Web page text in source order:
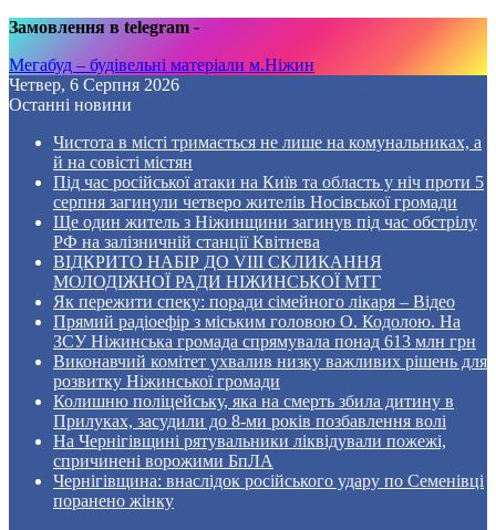
Замовлення в telegram -
Мегабуд – будівельні матеріали м.Ніжин
Четвер, 6 Серпня 2026
Останні новини
Чистота в місті тримається не лише на комунальниках, а
й на совісті містян
Під час російської атаки на Київ та область у ніч проти 5
серпня загинули четверо жителів Носівської громади
Ще один житель з Ніжинщини загинув під час обстрілу
РФ на залізничній станції Квітнева
ВІДКРИТО НАБІР ДО VIII СКЛИКАННЯ
МОЛОДІЖНОЇ РАДИ НІЖИНСЬКОЇ МТГ
Як пережити спеку: поради сімейного лікаря – Відео
Прямий радіоефір з міським головою О. Кодолою. На
ЗСУ Ніжинська громада спрямувала понад 613 млн грн
Виконавчий комітет ухвалив низку важливих рішень для
розвитку Ніжинської громади
Колишню поліцейську, яка на смерть збила дитину в
Прилуках, засудили до 8-ми років позбавлення волі
На Чернігівщині рятувальники ліквідували пожежі,
спричинені ворожими БпЛА
Чернігівщина: внаслідок російського удару по Семенівці
поранено жінку